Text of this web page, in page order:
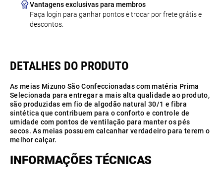
Vantagens exclusivas para membros
Faça login para ganhar pontos e trocar por frete grátis e
descontos.
As meias Mizuno São Confeccionadas com matéria Prima
Selecionada para entregar a mais alta qualidade ao produto,
são produzidas em fio de algodão natural 30/1 e fibra
sintética que contribuem para o conforto e controle de
umidade com pontos de ventilação para manter os pés
secos. As meias possuem calcanhar verdadeiro para terem o
melhor calçar.
INFORMAÇÕES TÉCNICAS